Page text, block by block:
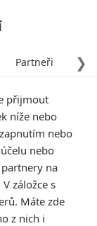
❯
Partneři
přijmout
níže nebo
nebo
nebo
na
záložce s
Máte zde
z nich i